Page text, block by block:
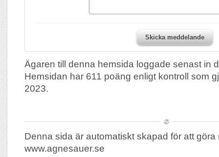
Skicka meddelande
Ägaren till denna hemsida loggade senast in
Hemsidan har 611 poäng enligt kontroll som
2023.
Denna sida är automatiskt skapad för att göra
www.agnesauer.se